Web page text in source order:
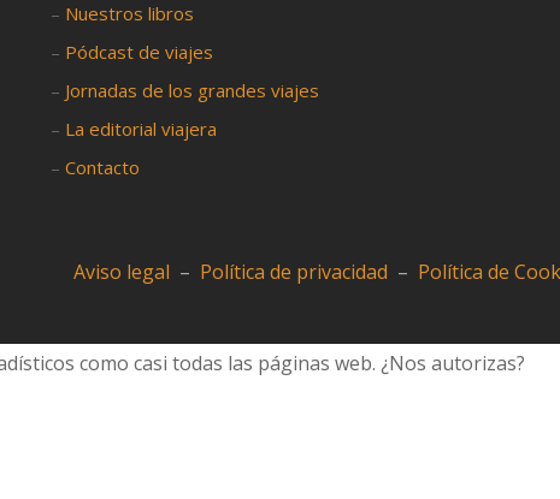
– Nuestros libros
– Pódcast de viajes
– Jornadas de los grandes viajes
– La editorial viajera
– Contacto
Aviso legal – Política de privacidad – Política de
como casi todas las páginas web. ¿Nos autorizas?